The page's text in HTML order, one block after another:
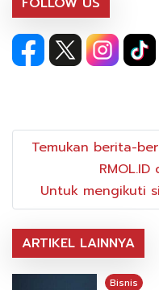
Temukan berita-
RMOL.ID
Untuk mengikuti
ARTIKEL LAINNYA
Bisnis